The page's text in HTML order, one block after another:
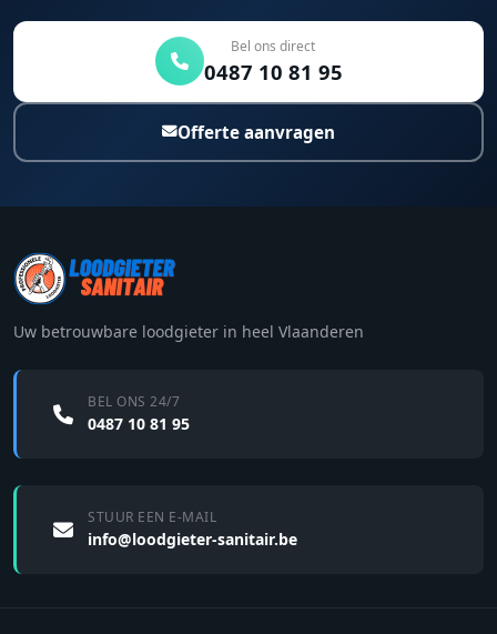
Bel ons direct
0487 10 81 95
Offerte aanvragen
Uw betrouwbare loodgieter in heel Vlaanderen
BEL ONS 24/7
0487 10 81 95
STUUR EEN E-MAIL
info@loodgieter-sanitair.be